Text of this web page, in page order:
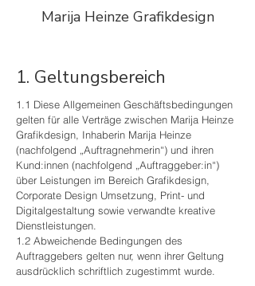
Marija Heinze Grafikdesign
1. Geltungsbereich
1.1 Diese Allgemeinen Geschäftsbedingungen
gelten für alle Verträge zwischen Marija Heinze
Grafikdesign, Inhaberin Marija Heinze
(nachfolgend „Auftragnehmerin“) und ihren
Kund:innen (nachfolgend „Auftraggeber:in“)
über Leistungen im Bereich Grafikdesign,
Corporate Design Umsetzung, Print- und
Digitalgestaltung sowie verwandte kreative
Dienstleistungen.
1.2 Abweichende Bedingungen des
Auftraggebers gelten nur, wenn ihrer Geltung
ausdrücklich schriftlich zugestimmt wurde.